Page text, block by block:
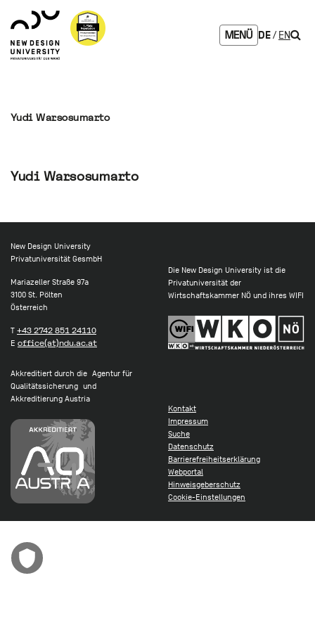
Inhalt
Hauptnavigation
Footernavigation
Logo
NDU
verlinkt
zur
MENÜ DE EN
Yudi Warsosumarto
Yudi Warsosumarto
New Design University
Privatuniversität GesmbH
Mariazeller Straße 97a
3100 St. Pölten
Österreich
T +43 2742 851 24110
E office(at)ndu.ac.at
Die New Design University ist die
Privatuniversität der
Wirtschaftskammer NÖ und ihres WIFI
Akkreditiert durch die Agentur für
Qualitätssicherung und
Akkreditierung Austria
Kontakt
Impressum
Suche
Datenschutz
Barrierefreiheitserklärung
Webportal
Hinweisgeberschutz
Cookie-Einstellungen